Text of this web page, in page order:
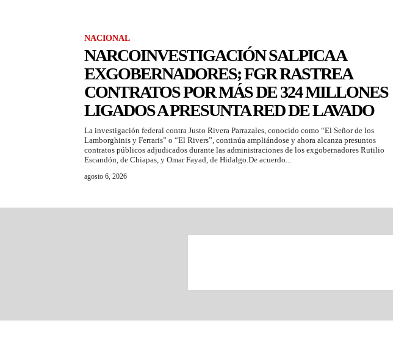
NACIONAL
NARCOINVESTIGACIÓN SALPICA A
EXGOBERNADORES; FGR RASTREA
CONTRATOS POR MÁS DE 324 MILLONES
LIGADOS A PRESUNTA RED DE LAVADO
La investigación federal contra Justo Rivera Parrazales, conocido como “El Señor de los
Lamborghinis y Ferraris” o “El Rivers”, continúa ampliándose y ahora alcanza presuntos
contratos públicos adjudicados durante las administraciones de los exgobernadores Rutilio
Escandón, de Chiapas, y Omar Fayad, de Hidalgo.De acuerdo...
agosto 6, 2026